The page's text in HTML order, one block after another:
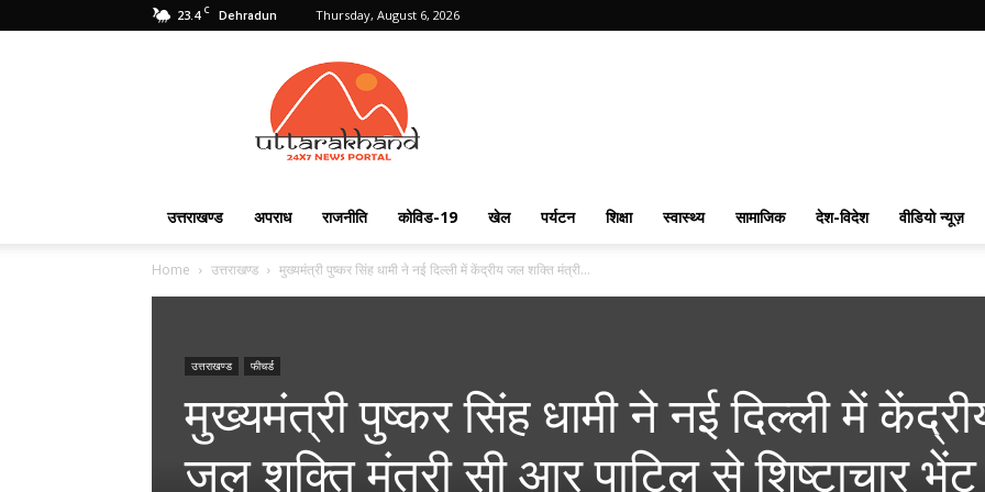
23.4 C Dehradun Thursday, August 6, 2026
Uttarakhand
24X7
उत्तराखण्ड अपराध राजनीति कोविड-19 खेल पर्यटन शिक्षा स्वास्थ्य सामाजिक देश-विदेश वीडियो न्यूज़
Home उत्तराखण्ड मुख्यमंत्री पुष्कर सिंह धामी ने नई दिल्ली में केंद्रीय जल शक्ति मंत्री...
उत्तराखण्ड फीचर्ड
मुख्यमंत्री पुष्कर सिंह धामी ने नई दिल्ली में
जल शक्ति मंत्री सी आर पाटिल से शिष्टाचार भेंट